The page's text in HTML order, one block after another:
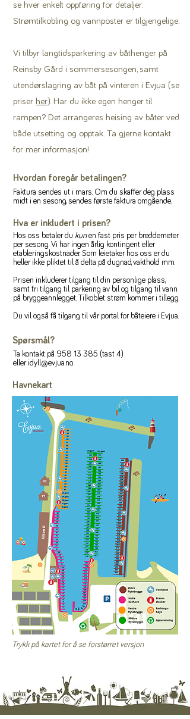
se hver enkelt oppføring for detaljer.
Strømtilkobling og vannposter er tilgjengelige.
Vi tilbyr langtidsparkering av båthenger på
Reinsby Gård i sommersesongen, samt
utendørslagring av båt på vinteren i Evjua (se
priser her). Har du ikke egen henger til
rampen? Det arrangeres heising av båter ved
både utsetting og opptak. Ta gjerne kontakt
for mer informasjon!
Hvordan foregår betalingen?
Faktura sendes ut i mars. Om du skaffer deg plass
midt i en sesong, sendes første faktura omgående.
Hva er inkludert i prisen?
Hos oss betaler du kunen fast pris per breddemeter
per sesong. Vi har ingen årlig kontingent eller
etableringskostnader. Som leietaker hos oss er du
heller ikke pliktet til å delta på dugnad, vakthold mm.
Prisen inkluderer tilgang til din personlige plass,
samt fri tilgang til parkering av bil og tilgang til vann
på bryggeannlegget. Tilkoblet strøm kommer i tillegg.
Du vil også få tilgang til vår portal for båteiere i Evjua.
Spørsmål?
Ta kontakt på 958 13 385 (tast 4)
eller idyll@evjua.no.
Havnekart
Trykk på kartet for å se forstørret versjon